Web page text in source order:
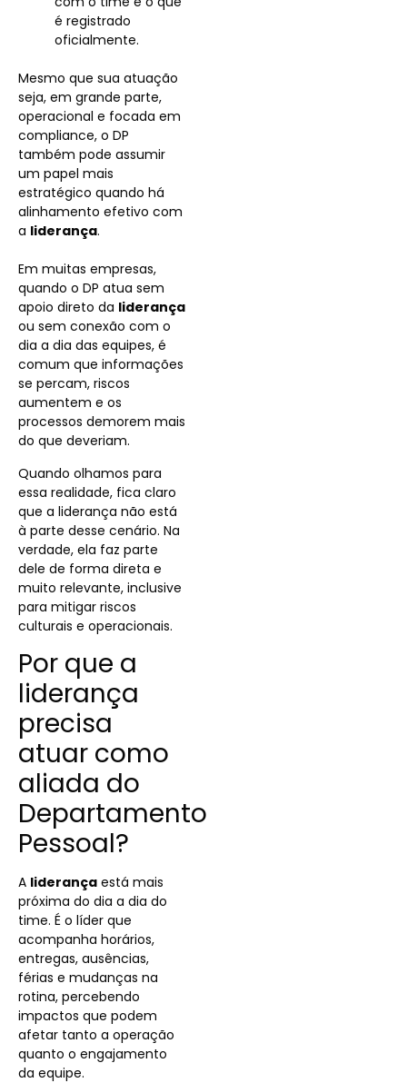
é registrado
oficialmente.
Mesmo que sua atuação
seja, em grande parte,
operacional e focada em
compliance, o DP
também pode assumir
um papel mais
estratégico quando há
alinhamento efetivo com
a liderança.
Em muitas empresas,
quando o DP atua sem
apoio direto da liderança
ou sem conexão com o
dia a dia das equipes, é
comum que informações
se percam, riscos
aumentem e os
processos demorem mais
do que deveriam.
Quando olhamos para
essa realidade, fica claro
que a liderança não está
à parte desse cenário. Na
verdade, ela faz parte
dele de forma direta e
muito relevante, inclusive
para mitigar riscos
culturais e operacionais.
Por que a
liderança
precisa
atuar como
aliada do
Departamento
Pessoal?
A liderança está mais
próxima do dia a dia do
time. É o líder que
acompanha horários,
entregas, ausências,
férias e mudanças na
rotina, percebendo
impactos que podem
afetar tanto a operação
quanto o engajamento
da equipe.